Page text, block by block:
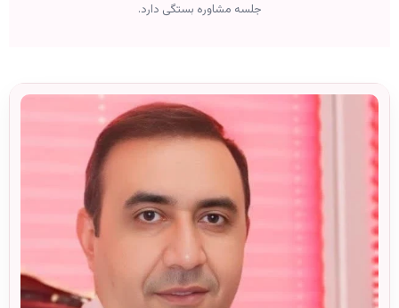
جلسه مشاوره بستگی دارد.